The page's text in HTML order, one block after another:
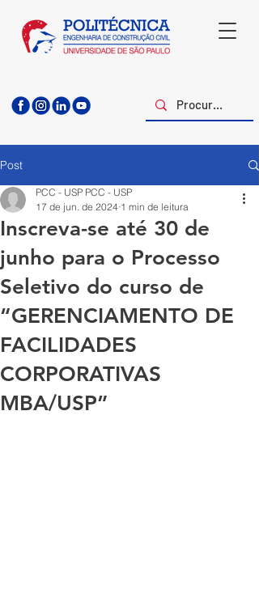
Post
Inscreva-se até 30 de
junho para o Processo
Seletivo do curso de
“GERENCIAMENTO DE
FACILIDADES
CORPORATIVAS
MBA/USP”
PCC - USP PCC - USP
17 de jun. de 2024 1 min de leitura